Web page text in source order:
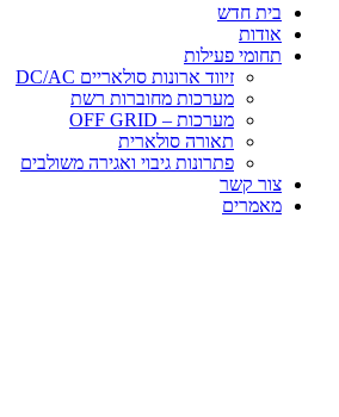
בית חדש
אודות
תחומי פעילות
זיווד ארונות סולאריים DC/AC
מערכות מחוברות רשת
מערכות – OFF GRID
תאורה סולארית
פתרונות גיבוי ואגירה משולבים
צור קשר
מאמרים